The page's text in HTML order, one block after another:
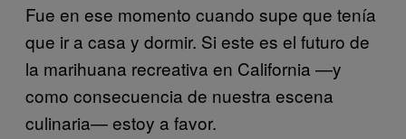
Fue en ese momento cuando supe que tenía
que ir a casa y dormir. Si este es el futuro de
la marihuana recreativa en California —y
como consecuencia de nuestra escena
culinaria— estoy a favor.